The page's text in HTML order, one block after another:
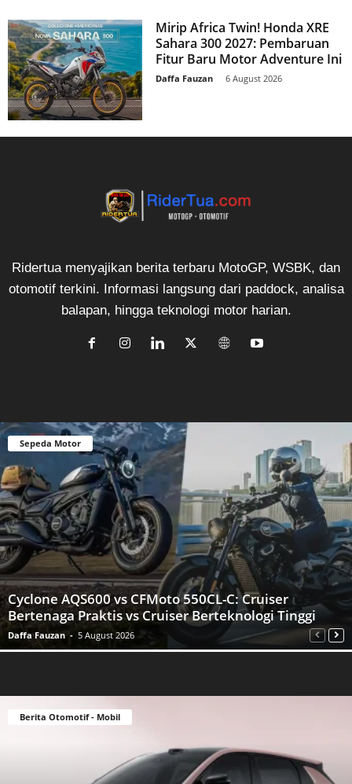
Mirip Africa Twin! Honda XRE
Sahara 300 2027: Pembaruan
Fitur Baru Motor Adventure Ini
Daffa Fauzan 6 August 2026
Ridertua menyajikan berita terbaru MotoGP, WSBK, dan
otomotif terkini. Informasi langsung dari paddock, analisa
balapan, hingga teknologi motor harian.
Sepeda Motor
Cyclone AQS600 vs CFMoto 550CL-C: Cruiser
Bertenaga Praktis vs Cruiser Berteknologi Tinggi
Daffa Fauzan - 5 August 2026
Berita Otomotif - Mobil